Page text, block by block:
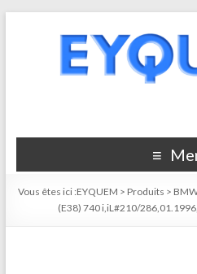
Vous êtes ici :EYQUEM > Produits >
(E38) 740 i,iL#210/